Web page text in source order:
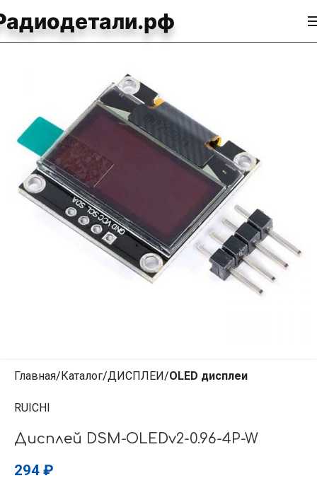
Главная Каталог ДИСПЛЕИ OLED дисплеи
RUICHI
Дисплей DSM-OLEDv2-0.96-4P-W
294 ₽